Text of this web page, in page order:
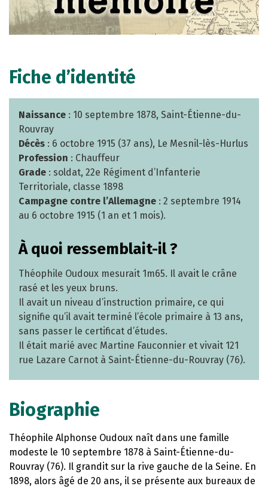
Fiche d’identité
Naissance : 10 septembre 1878, Saint-Étienne-du-
Rouvray
Décès : 6 octobre 1915 (37 ans), Le Mesnil-lès-Hurlus
Profession : Chauffeur
Grade : soldat, 22e Régiment d’Infanterie
Territoriale, classe 1898
Campagne contre l’Allemagne : 2 septembre 1914
au 6 octobre 1915 (1 an et 1 mois).
À quoi ressemblait-il ?
Théophile Oudoux mesurait 1m65. Il avait le crâne
rasé et les yeux bruns.
Il avait un niveau d’instruction primaire, ce qui
signifie qu’il avait terminé l’école primaire à 13 ans,
sans passer le certificat d’études.
Il était marié avec Martine Fauconnier et vivait 121
rue Lazare Carnot à Saint-Étienne-du-Rouvray (76).
Biographie
Théophile Alphonse Oudoux naît dans une famille
modeste le 10 septembre 1878 à Saint-Étienne-du-
Rouvray (76). Il grandit sur la rive gauche de la Seine. En
1898, alors âgé de 20 ans, il se présente aux bureaux de